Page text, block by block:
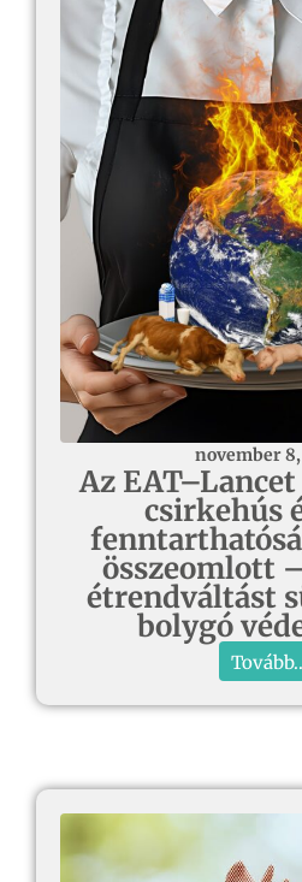
november
Az
csirkehús
összeomlott
étrendváltást
bolygó